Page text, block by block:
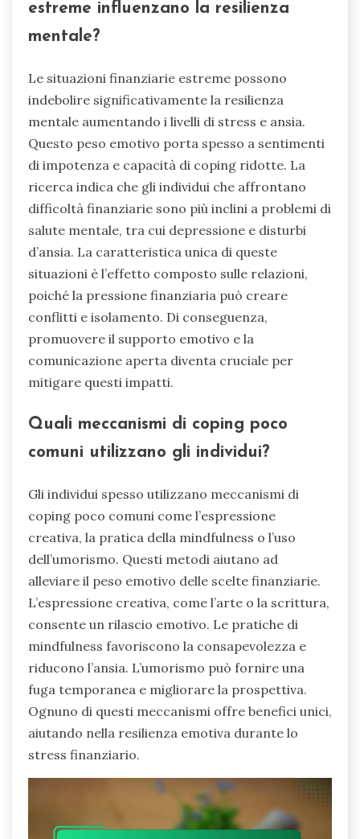
estreme influenzano la resilienza
mentale?
Le situazioni finanziarie estreme possono
indebolire significativamente la resilienza
mentale aumentando i livelli di stress e ansia.
Questo peso emotivo porta spesso a sentimenti
di impotenza e capacità di coping ridotte. La
ricerca indica che gli individui che affrontano
difficoltà finanziarie sono più inclini a problemi di
salute mentale, tra cui depressione e disturbi
d’ansia. La caratteristica unica di queste
situazioni è l’effetto composto sulle relazioni,
poiché la pressione finanziaria può creare
conflitti e isolamento. Di conseguenza,
promuovere il supporto emotivo e la
comunicazione aperta diventa cruciale per
mitigare questi impatti.
Quali meccanismi di coping poco
comuni utilizzano gli individui?
Gli individui spesso utilizzano meccanismi di
coping poco comuni come l’espressione
creativa, la pratica della mindfulness o l’uso
dell’umorismo. Questi metodi aiutano ad
alleviare il peso emotivo delle scelte finanziarie.
L’espressione creativa, come l’arte o la scrittura,
consente un rilascio emotivo. Le pratiche di
mindfulness favoriscono la consapevolezza e
riducono l’ansia. L’umorismo può fornire una
fuga temporanea e migliorare la prospettiva.
Ognuno di questi meccanismi offre benefici unici,
aiutando nella resilienza emotiva durante lo
stress finanziario.